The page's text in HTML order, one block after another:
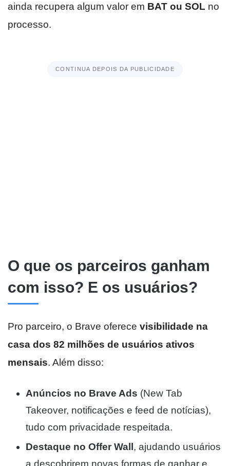
ainda recupera algum valor em BAT ou SOL no
processo.
CONTINUA DEPOIS DA PUBLICIDADE
O que os parceiros ganham
com isso? E os usuários?
Pro parceiro, o Brave oferece visibilidade na
casa dos 82 milhões de usuários ativos
mensais. Além disso:
Anúncios no Brave Ads (New Tab
Takeover, notificações e feed de notícias),
tudo com privacidade respeitada.
Destaque no Offer Wall, ajudando usuários
a descobrirem novas formas de ganhar e